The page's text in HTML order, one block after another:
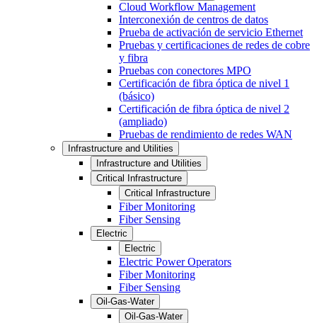
Cloud Workflow Management
Interconexión de centros de datos
Prueba de activación de servicio Ethernet
Pruebas y certificaciones de redes de cobre
y fibra
Pruebas con conectores MPO
Certificación de fibra óptica de nivel 1
(básico)
Certificación de fibra óptica de nivel 2
(ampliado)
Pruebas de rendimiento de redes WAN
Infrastructure and Utilities
Infrastructure and Utilities
Critical Infrastructure
Critical Infrastructure
Fiber Monitoring
Fiber Sensing
Electric
Electric
Electric Power Operators
Fiber Monitoring
Fiber Sensing
Oil-Gas-Water
Oil-Gas-Water